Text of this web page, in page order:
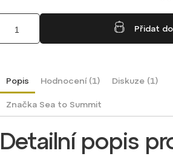
Přidat
Popis Hodnocení (1) Diskuze (1)
ZnačkaSea to Summit
Detailní popis